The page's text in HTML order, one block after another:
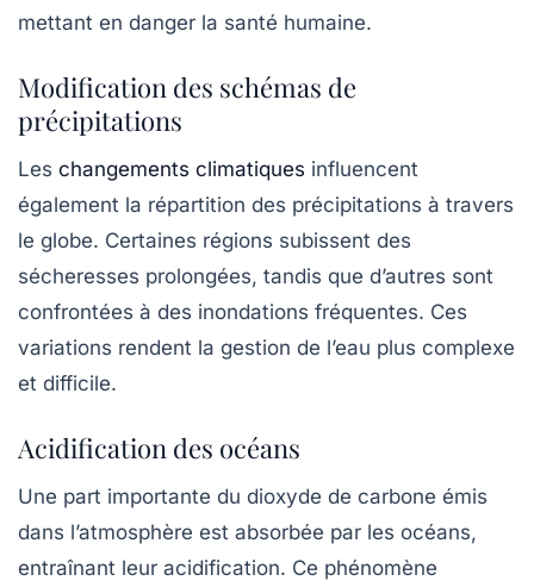
mettant en danger la santé humaine.
Modification des schémas de
précipitations
Les changements climatiques influencent
également la répartition des précipitations à travers
le globe. Certaines régions subissent des
sécheresses prolongées, tandis que d’autres sont
confrontées à des inondations fréquentes. Ces
variations rendent la gestion de l’eau plus complexe
et difficile.
Acidification des océans
Une part importante du dioxyde de carbone émis
dans l’atmosphère est absorbée par les océans,
entraînant leur acidification. Ce phénomène